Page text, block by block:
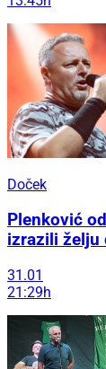
Doček
Plenković
izrazili želju
31.01
21:29h